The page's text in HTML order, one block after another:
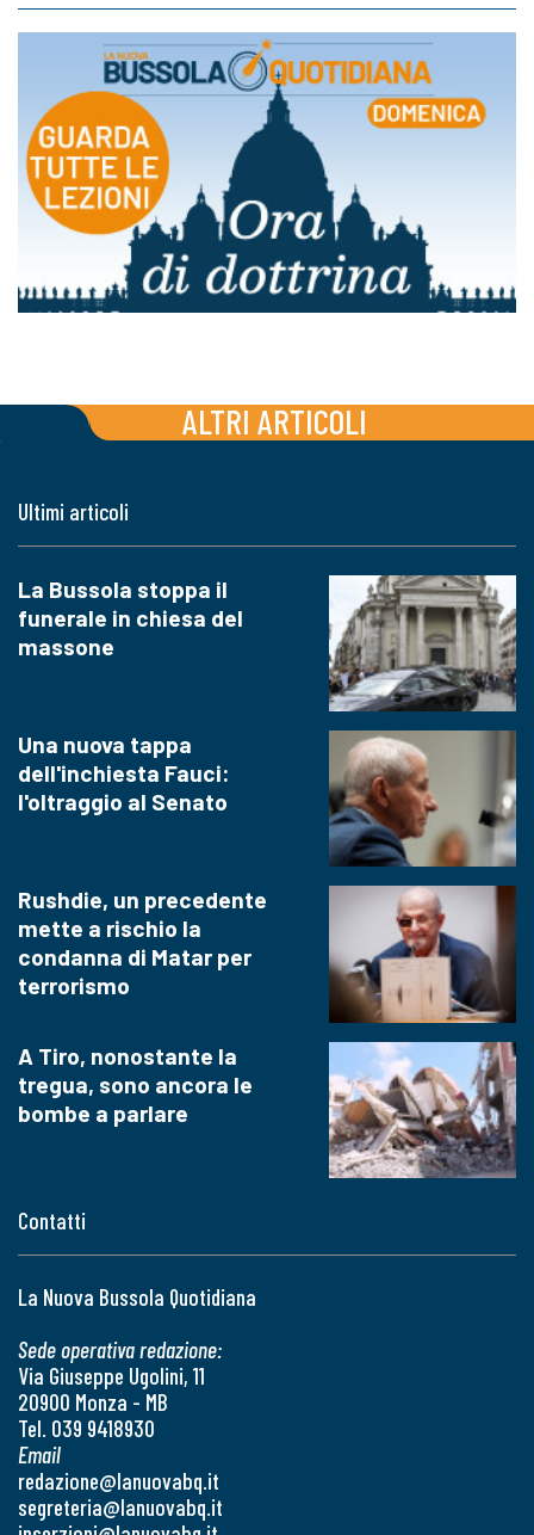
ALTRI ARTICOLI
Contatti
La Nuova Bussola Quotidiana
Sede operativa redazione:
Via Giuseppe Ugolini, 11
20900 Monza - MB
Tel. 039 9418930
Email
redazione@lanuovabq.it
segreteria@lanuovabq.it
Ultimi articoli
La Bussola stoppa il
funerale in chiesa del
massone
Una nuova tappa
dell'inchiesta Fauci:
l'oltraggio al Senato
Rushdie, un precedente
mette a rischio la
condanna di Matar per
terrorismo
A Tiro, nonostante la
tregua, sono ancora le
bombe a parlare